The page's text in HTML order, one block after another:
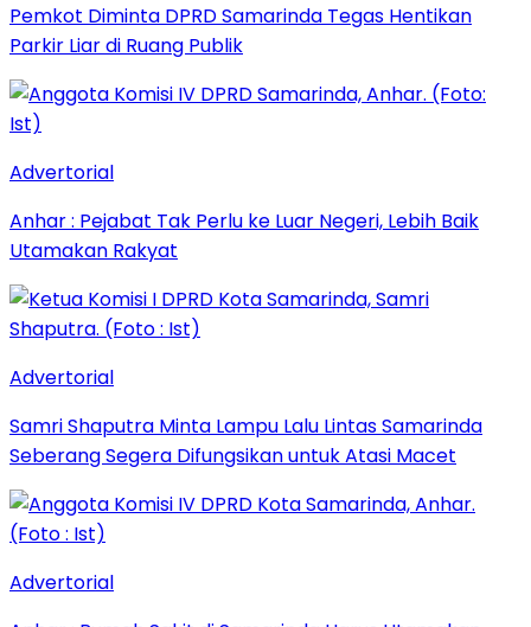
Pemkot Diminta DPRD Samarinda Tegas Hentikan
Parkir Liar di Ruang Publik
Advertorial
Anhar : Pejabat Tak Perlu ke Luar Negeri, Lebih Baik
Utamakan Rakyat
Advertorial
Samri Shaputra Minta Lampu Lalu Lintas Samarinda
Seberang Segera Difungsikan untuk Atasi Macet
Advertorial